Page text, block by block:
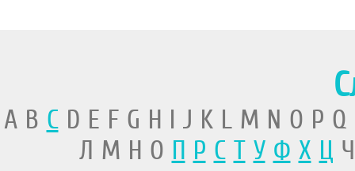
A B CD E F G H I J K L M N O P
Л М Н О П Р С Т У Ф Х Ц